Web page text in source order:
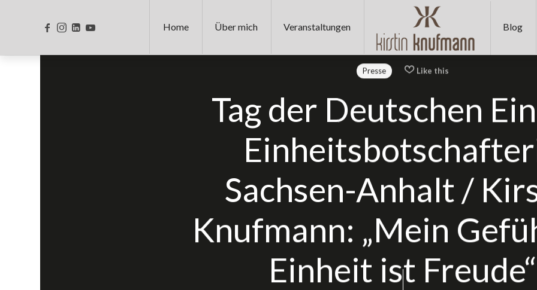
Home Über mich Veranstaltungen
KIRSTIN
KNUFMANN
Miss
Blog
Presse Like this
Tag der Deutschen
Sachsen-Anhalt /
Knufmann: „Mein
Einheit ist Freude“